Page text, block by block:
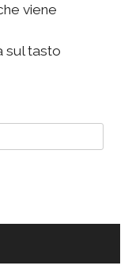
viene
sul tasto